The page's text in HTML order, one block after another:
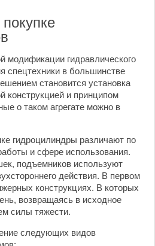
модификации гидравлического
спецтехники в большинстве
становится установка
конструкцией и принципом
о таком агрегате можно в
гидроцилиндры различают по
и сфере использования.
подъемников используют
действия. В первом
конструкциях. В которых
возвращаясь в исходное
силы тяжести.
следующих видов